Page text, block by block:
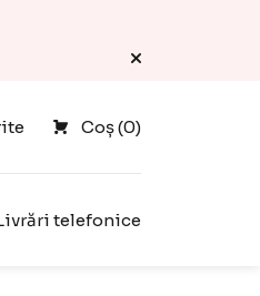
Coș (0)
telefonice